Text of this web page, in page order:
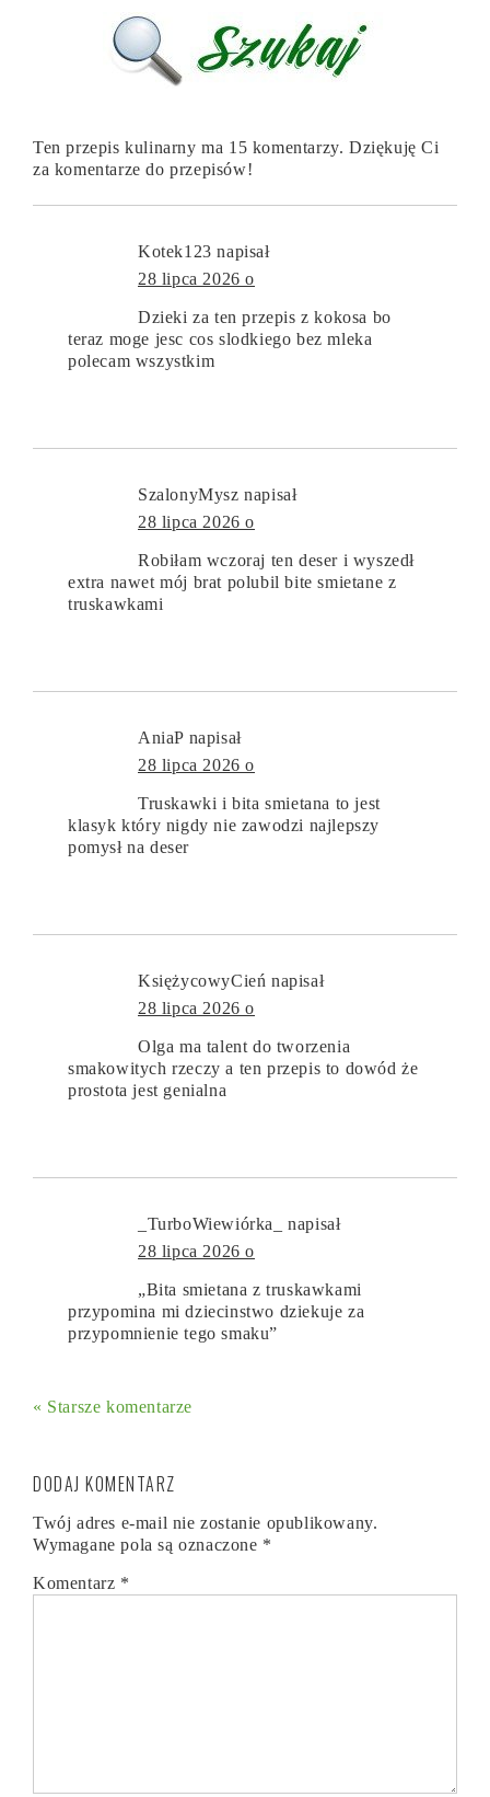
Ten przepis kulinarny ma 15 komentarzy. Dziękuję Ci
za komentarze do przepisów!
Kotek123 napisał
28 lipca 2026 o
Dzieki za ten przepis z kokosa bo
teraz moge jesc cos slodkiego bez mleka
polecam wszystkim
SzalonyMysz napisał
28 lipca 2026 o
Robiłam wczoraj ten deser i wyszedł
extra nawet mój brat polubil bite smietane z
truskawkami
AniaP napisał
28 lipca 2026 o
Truskawki i bita smietana to jest
klasyk który nigdy nie zawodzi najlepszy
pomysł na deser
KsiężycowyCień napisał
28 lipca 2026 o
Olga ma talent do tworzenia
smakowitych rzeczy a ten przepis to dowód że
prostota jest genialna
_TurboWiewiórka_
napisał
28 lipca 2026 o
„Bita smietana z truskawkami
przypomina mi dziecinstwo dziekuje za
przypomnienie tego smaku”
« Starsze komentarze
DODAJ KOMENTARZ
Twój adres e-mail nie zostanie opublikowany.
Wymagane pola są oznaczone *
Komentarz *